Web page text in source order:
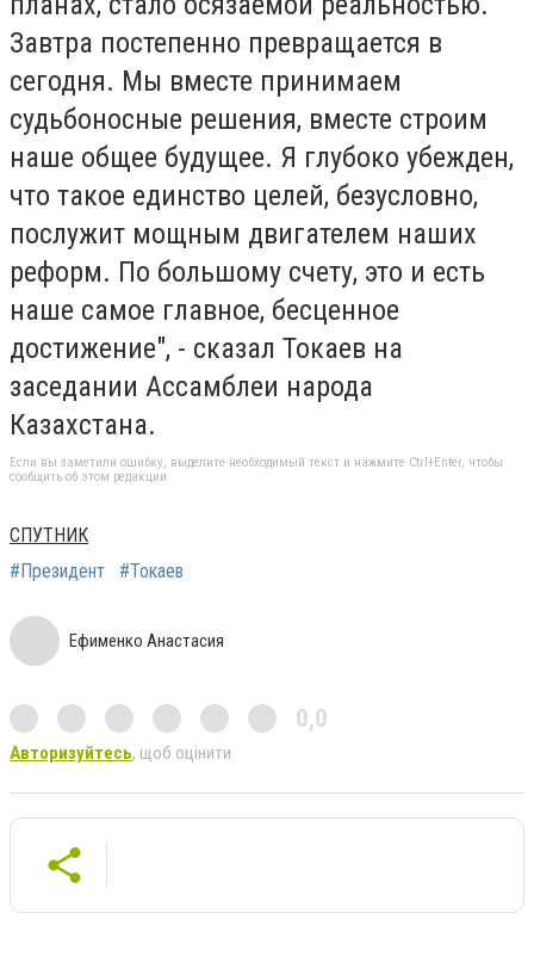
Завтра постепенно превращается в
сегодня. Мы вместе принимаем
судьбоносные решения, вместе строим
наше общее будущее. Я глубоко убежден,
что такое единство целей, безусловно,
послужит мощным двигателем наших
реформ. По большому счету, это и есть
наше самое главное, бесценное
достижение", - сказал Токаев на
заседании Ассамблеи народа
Казахстана.
Если вы заметили ошибку, выделите необходимый текст и нажмите Ctrl+Enter, чтобы
сообщить об этом редакции
СПУТНИК
#Президент
#Токаев
Ефименко Анастасия
0,0
Авторизуйтесь, щоб оцінити